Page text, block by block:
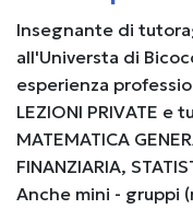
Insegnante di
all'Universta di
esperienza
LEZIONI PRIVATE
MATEMATICA
FINANZIARIA,
Anche mini - gruppi